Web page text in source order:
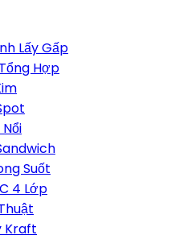
Lấy Gấp
Hợp
Suốt
4 Lớp
Kraft